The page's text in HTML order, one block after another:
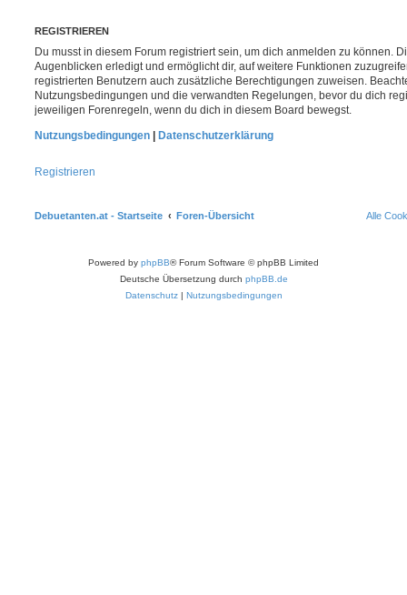
REGISTRIEREN
Du musst in diesem Forum registriert sein, um dich anmelden zu können.
Augenblicken erledigt und ermöglicht dir, auf weitere Funktionen
registrierten Benutzern auch zusätzliche Berechtigungen zuweisen.
Nutzungsbedingungen und die verwandten Regelungen, bevor du dich
jeweiligen Forenregeln, wenn du dich in diesem Board bewegst.
Nutzungsbedingungen
Datenschutzerklärung
Registrieren
Debuetanten.at - Startseite Foren-Übersicht Alle
Powered by phpBB® Forum Software © phpBB Limited
Deutsche Übersetzung durch phpBB.de
Datenschutz| Nutzungsbedingungen